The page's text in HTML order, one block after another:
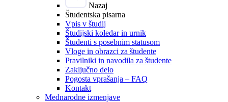
Nazaj
Študentska pisarna
Vpis v študij
Študijski koledar in urnik
Študenti s posebnim statusom
Vloge in obrazci za študente
Pravilniki in navodila za študente
Zaključno delo
Pogosta vprašanja – FAQ
Kontakt
Mednarodne izmenjave